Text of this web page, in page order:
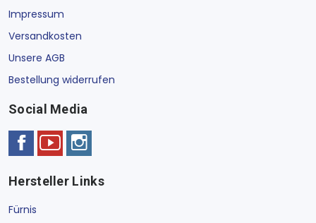
Impressum
Versandkosten
Unsere AGB
Bestellung widerrufen
Social Media
Hersteller Links
Fürnis